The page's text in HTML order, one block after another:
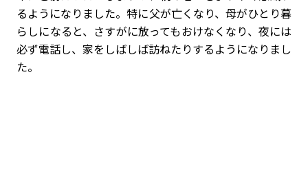
るようになりました。特に父が亡くなり、母がひとり暮
らしになると、さすがに放ってもおけなくなり、夜には
必ず電話し、家をしばしば訪ねたりするようになりまし
た。